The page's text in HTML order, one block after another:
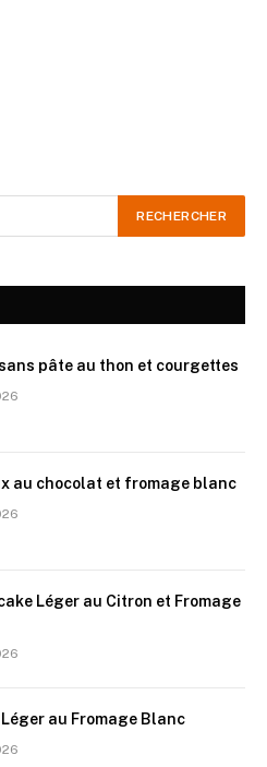
pâte au thon et courgettes
au chocolat et fromage blanc
Léger au Citron et Fromage
au Fromage Blanc